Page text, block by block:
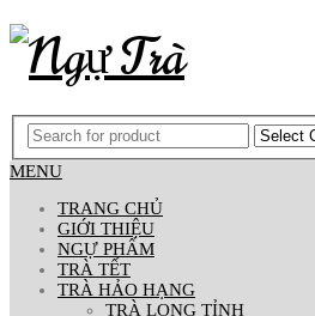
MENU
TRANG CHỦ
GIỚI THIỆU
NGỰ PHẨM
TRÀ TẾT
TRÀ HẢO HẠNG
TRÀ LONG TỈNH